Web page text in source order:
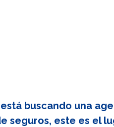
buscando una
seguros, este es el